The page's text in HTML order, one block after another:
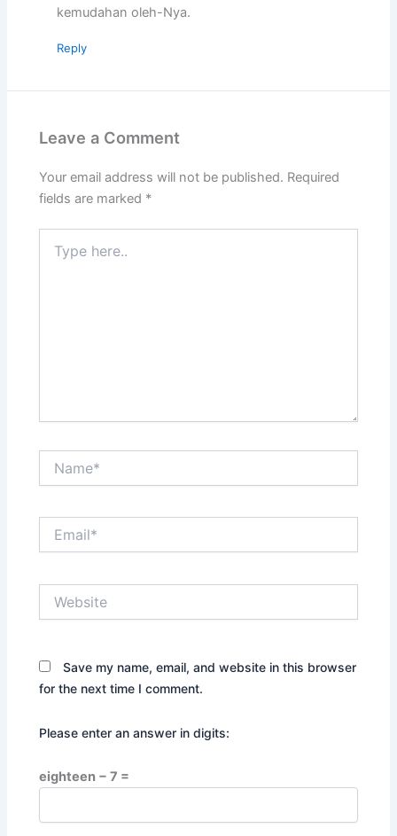
kemudahan oleh-Nya.
Reply
Leave a Comment
Your email address will not be published. Required
fields are marked *
here..
Save my name, email, and website in this browser
for the next time I comment.
Please enter an answer in digits:
eighteen − 7 =